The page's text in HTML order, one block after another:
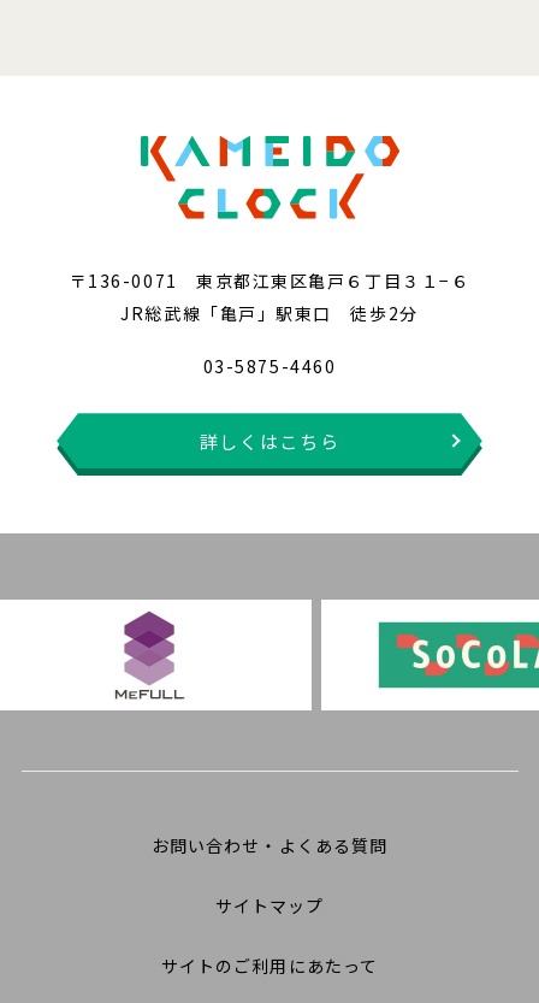
〒136-0071 東京都江東区亀戸６丁目３１−６
JR総武線「亀戸」駅東口 徒歩2分
03-5875-4460
詳しくはこちら
お問い合わせ・よくある質問
サイトマップ
サイトのご利用にあたって